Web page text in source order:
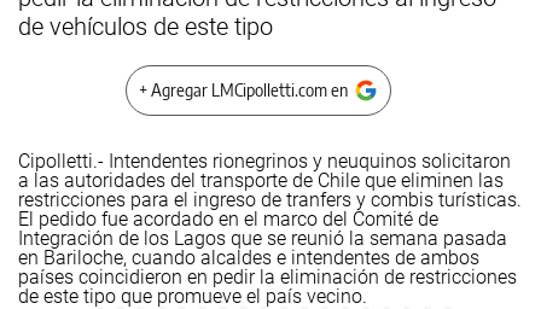
de vehículos de este tipo
+ Agregar LMCipolletti.com en
Cipolletti.- Intendentes rionegrinos y neuquinos solicitaron
a las autoridades del transporte de Chile que eliminen las
restricciones para el ingreso de tranfers y combis turísticas.
El pedido fue acordado en el marco del Comité de
Integración de los Lagos que se reunió la semana pasada
en Bariloche, cuando alcaldes e intendentes de ambos
países coincidieron en pedir la eliminación de restricciones
de este tipo que promueve el país vecino.